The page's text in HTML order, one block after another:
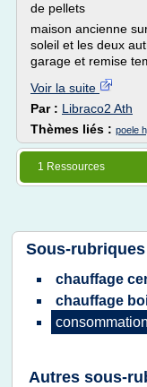
de pellets
maison ancienne
soleil et les deux
garage et remise
Voir la suite
Par : Libraco2 Ath
Thèmes liés : poele
1 Ressources
Sous-rubriques
chauffage
chauffage
Autres sous-